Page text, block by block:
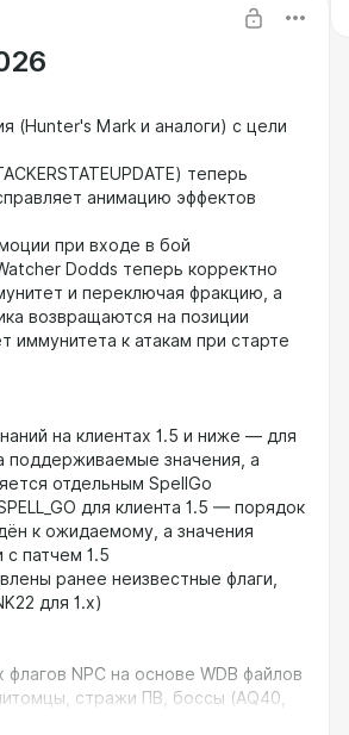
(Hunter's Mark и аналоги) с цели
теперь
анимацию эффектов
при входе в бой
Dodds теперь корректно
и переключая фракцию, а
возвращаются на позиции
иммунитета к атакам при старте
на клиентах 1.5 и ниже — для
поддерживаемые значения, а
отдельным SpellGo
для клиента 1.5 — порядок
к ожидаемому, а значения
с патчем 1.5
ранее неизвестные флаги,
для 1.x)
NPC на основе WDB файлов
стражи ПВ, боссы (AQ40,